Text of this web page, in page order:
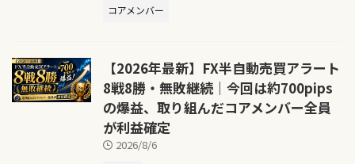
コアメンバー
【2026年最新】FX半自動売買アラート
8戦8勝・無敗継続｜今回は約700pips
の爆益、取り組んだコアメンバー全員
が利益確定
2026/8/6